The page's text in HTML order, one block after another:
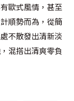
歐式風情，甚至
順勢而為，從簡
不散發出清新淡
混搭出清爽零負
陣列，擁有多種